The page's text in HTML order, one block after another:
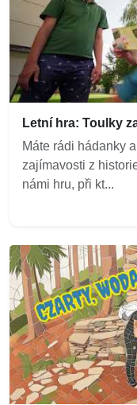
Letní hra: Toulky
Máte rádi hádanky
zajímavosti z
námi hru, při kt...